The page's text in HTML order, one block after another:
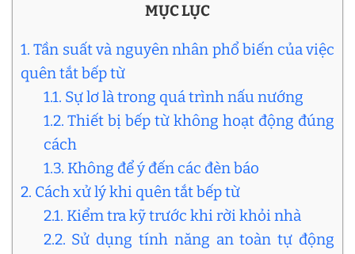
MỤC LỤC
1. Tần suất và nguyên nhân phổ biến của việc
quên tắt bếp từ
1.1. Sự lơ là trong quá trình nấu nướng
1.2. Thiết bị bếp từ không hoạt động đúng
cách
1.3. Không để ý đến các đèn báo
2. Cách xử lý khi quên tắt bếp từ
2.1. Kiểm tra kỹ trước khi rời khỏi nhà
2.2. Sử dụng tính năng an toàn tự động